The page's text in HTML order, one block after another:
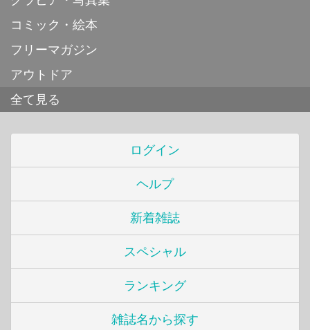
コミック・絵本
フリーマガジン
アウトドア
全て見る
ログイン
ヘルプ
新着雑誌
スペシャル
ランキング
雑誌名から探す